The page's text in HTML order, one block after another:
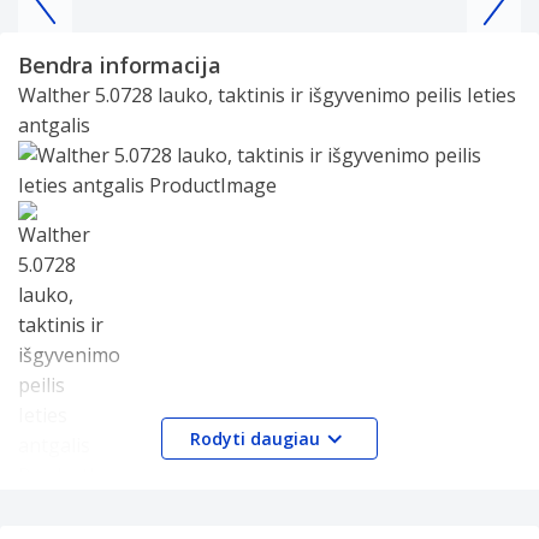
Item
25
Bendra informacija
Walther 5.0728 lauko, taktinis ir išgyvenimo peilis Ieties
antgalis
Slide 1 of 1
Rodyti daugiau